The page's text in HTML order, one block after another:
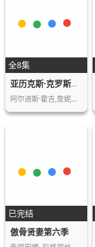
全8集
亚历克斯·克罗斯第一季
阿尔迪斯·霍吉,詹妮弗·威格莫尔,梅赛德斯…
已完结
傲骨贤妻第六季